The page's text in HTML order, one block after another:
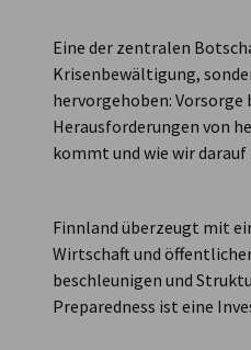
Eine der zentralen
Krisenbewältigung,
hervorgehoben:
Herausforderungen von
kommt und wie wir darauf
Finnland überzeugt mit
Wirtschaft und
beschleunigen und
Preparedness ist eine